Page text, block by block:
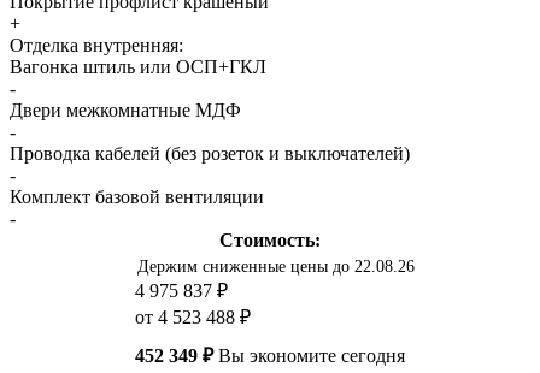
+
Отделка внутренняя:
Вагонка штиль или ОСП+ГКЛ
-
Двери межкомнатные МДФ
-
Проводка кабелей (без розеток и выключателей)
-
Комплект базовой вентиляции
-
Стоимость:
Держим сниженные цены до 22.08.26
4 975 837 ₽
от 4 523 488 ₽
452 349 ₽Вы экономите сегодня